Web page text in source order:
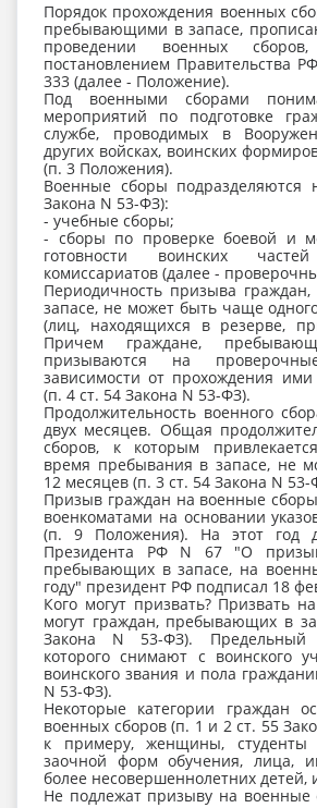
Порядок прохождения военных
пребывающими в запасе,
проведении военных сборов,
постановлением Правительства
333 (далее - Положение).
Под военными сборами
мероприятий по подготовке
службе, проводимых в
других войсках, воинских
(п. 3 Положения).
Военные сборы подразделяются
Закона N 53-ФЗ):
- учебные сборы;
- сборы по проверке боевой и
готовности воинских
комиссариатов (далее -
Периодичность призыва
запасе, не может быть чаще
(лиц, находящихся в резерве,
Причем граждане,
призываются на
зависимости от прохождения
(п. 4 ст. 54 Закона N 53-ФЗ).
Продолжительность военного
двух месяцев. Общая
сборов, к которым
время пребывания в запасе, не
12 месяцев (п. 3 ст. 54 Закона N 53-
Призыв граждан на военные сборы
военкоматами на основании
(п. 9 Положения). На этот год
Президента РФ N 67 "О
пребывающих в запасе, на
году" президент РФ подписал 18
Кого могут призвать? Призвать
могут граждан, пребывающих в
Закона N 53-ФЗ). Предельный
которого снимают с воинского
воинского звания и пола
N 53-ФЗ).
Некоторые категории граждан
военных сборов (п. 1 и 2 ст. 55
к примеру, женщины,
заочной форм обучения, лица,
более несовершеннолетних детей,
Не подлежат призыву на военные